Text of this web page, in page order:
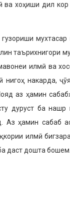
ва хоҳиши дил
таърихнигори
илмӣ ва
нигоҳ накарда,
аз ҳамин
дуруст ба нашр
Аз ҳамин сабаб
илмӣ
даст дошта бошем.